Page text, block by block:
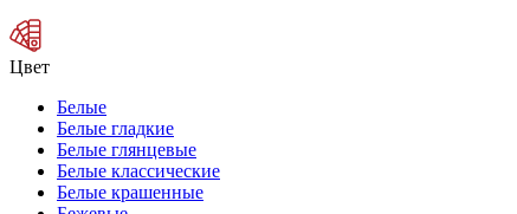
Цвет
Белые
Белые гладкие
Белые глянцевые
Белые классические
Белые крашенные